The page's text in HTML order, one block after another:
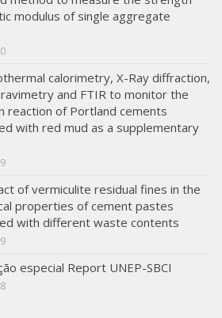
modulus of single aggregate
calorimetry, X-Ray diffraction,
and FTIR to monitor the
reaction of Portland cements
with red mud as a supplementary
of vermiculite residual fines in the
properties of cement pastes
with different waste contents
especial Report UNEP-SBCI